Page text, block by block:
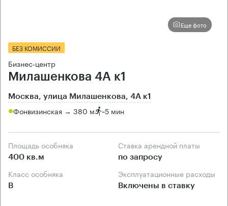
Еще фото
БЕЗ КОМИССИИ
Бизнес-центр
Милашенкова 4А к1
Москва, улица Милашенкова, 4А к1
Фонвизинская → 380 м ~5 мин
Площадь особняка
400 кв.м
Ставка арендной платы
по запросу
Класс особняка
B
Эксплуатационные расходы
Включены в ставку